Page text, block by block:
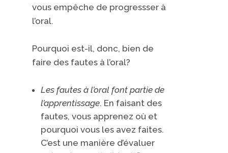
vous empêche de progressser à
l’oral.
​Pourquoi est-il, donc, bien de
faire des fautes à l’oral?
Les fautes à l’oral font partie de
l’apprentissage. En faisant des
fautes, vous apprenez où et
pourquoi vous les avez faites.
C’est une manière d’évaluer